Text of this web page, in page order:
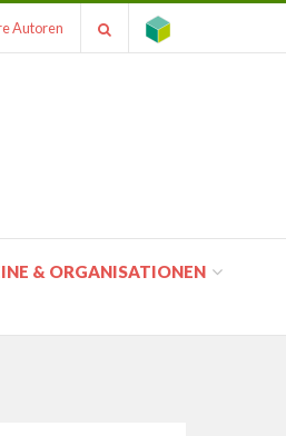
Autoren
& ORGANISATIONEN